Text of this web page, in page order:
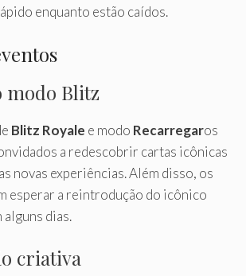
enquanto estão caídos.
modo Blitz
Blitz Royale e modo Recarregaros
a redescobrir cartas icônicas
novas experiências. Além disso, os
esperar a reintrodução do icônico
alguns dias.
criativa